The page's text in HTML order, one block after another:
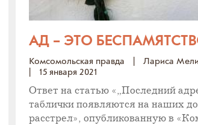
АД – ЭТО
Комсомольская правда
Лариса
15 января 2021
Ответ на статью «„Последний
таблички появляются на наших
расстрел», опубликованную в